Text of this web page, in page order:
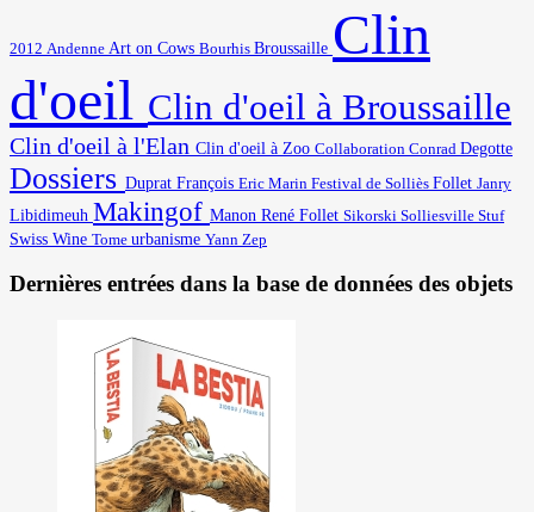
2012 Andenne Art on Cows Bourhis Broussaille Clin
d'oeil Clin d'oeil à Broussaille
Clin d'oeil à l'Elan Clin d'oeil à Zoo Collaboration Conrad Degotte
Dossiers Duprat François Eric Marin Festival de Solliès Follet Janry
Libidimeuh Makingof Manon René Follet Sikorski Solliesville Stuf
Swiss Wine Tome urbanisme Yann Zep
Dernières entrées dans la base de données des objets